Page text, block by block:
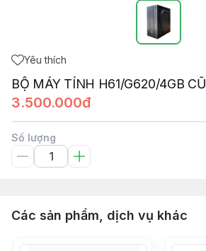
Yêu thích
BỘ MÁY TÍNH H61/G620/4GB CŨ
3.500.000đ
Số lượng
Các sản phẩm, dịch vụ khác